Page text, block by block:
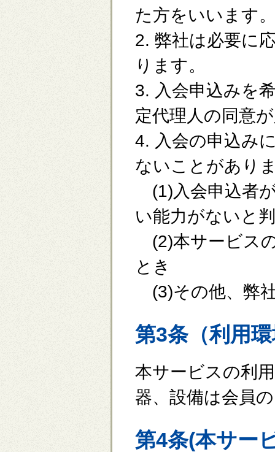
た方をいいます
2. 弊社は必要に
ります。
3. 入会申込みを
定代理人の同意
4. 入会の申込み
ないことがあり
(1)入会申込者
い能力がないと
(2)本サービス
とき
(3)その他、弊
第3条（利用
本サービスの利
器、設備は会員
第4条(本サー